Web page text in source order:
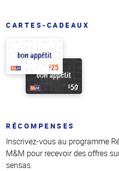
CARTES-CADEAUX
RÉCOMPENSES
Inscrivez-vous au programme
M&M pour recevoir des offres
sensas.